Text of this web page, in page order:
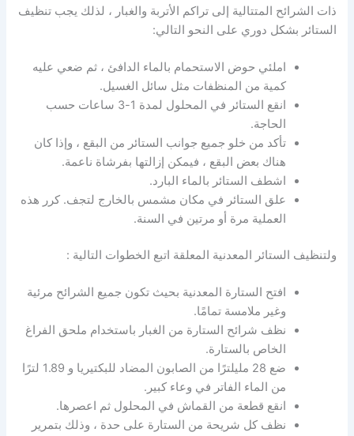
ذات الشرائح المتتالية إلى تراكم الأتربة والغبار ، لذلك يجب تنظيف
الستائر بشكل دوري على النحو التالي:
املئي حوض الاستحمام بالماء الدافئ ، ثم ضعي عليه
كمية من المنظفات مثل سائل الغسيل.
انقع الستائر في المحلول لمدة 1-3 ساعات حسب
الحاجة.
تأكد من خلو جميع جوانب الستائر من البقع ، وإذا كان
هناك بعض البقع ، فيمكن إزالتها بفرشاة ناعمة.
اشطف الستائر بالماء البارد.
علق الستائر في مكان مشمس بالخارج لتجف. كرر هذه
العملية مرة أو مرتين في السنة.
ولتنظيف الستائر المعدنية المعلقة اتبع الخطوات التالية :
افتح الستارة المعدنية بحيث تكون جميع الشرائح مرئية
وغير ملامسة تمامًا.
نظف شرائح الستارة من الغبار باستخدام ملحق الفراغ
الخاص بالستارة.
ضع 28 مليلترًا من الصابون المضاد للبكتيريا و 1.89 لترًا
من الماء الفاتر في وعاء كبير.
انقع قطعة من القماش في المحلول ثم اعصرها.
نظف كل شريحة من الستارة على حدة ، وذلك بتمرير